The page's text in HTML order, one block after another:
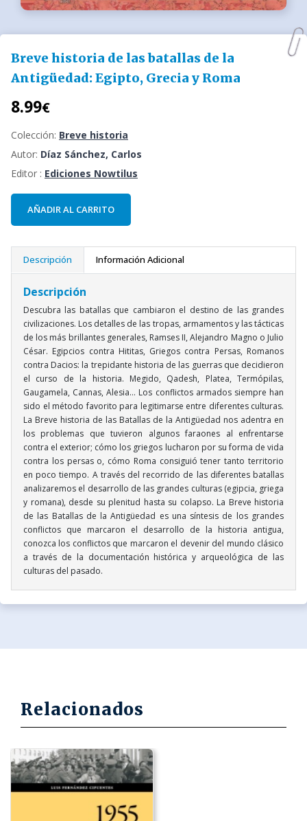
Breve historia de las batallas de la
Antigüedad: Egipto, Grecia y Roma
8.99€
Colección: Breve historia
Autor: Díaz Sánchez, Carlos
Editor : Ediciones Nowtilus
AÑADIR AL CARRITO
Descripción Información Adicional
Descripción
Descubra las batallas que cambiaron el destino de las grandes
civilizaciones. Los detalles de las tropas, armamentos y las tácticas
de los más brillantes generales, Ramses II, Alejandro Magno o Julio
César. Egipcios contra Hititas, Griegos contra Persas, Romanos
contra Dacios: la trepidante historia de las guerras que decidieron
el curso de la historia. Megido, Qadesh, Platea, Termópilas,
Gaugamela, Cannas, Alesia… Los conflictos armados siempre han
sido el método favorito para legitimarse entre diferentes culturas.
La Breve historia de las Batallas de la Antigüedad nos adentra en
los problemas que tuvieron algunos faraones al enfrentarse
contra el exterior; cómo los griegos lucharon por su forma de vida
contra los persas o, cómo Roma consiguió tener tanto territorio
en poco tiempo. A través del recorrido de las diferentes batallas
analizaremos el desarrollo de las grandes culturas (egipcia, griega
y romana), desde su plenitud hasta su colapso. La Breve historia
de las Batallas de la Antigüedad es una síntesis de los grandes
conflictos que marcaron el desarrollo de la historia antigua,
conozca los conflictos que marcaron el devenir del mundo clásico
a través de la documentación histórica y arqueológica de las
culturas del pasado.
Relacionados